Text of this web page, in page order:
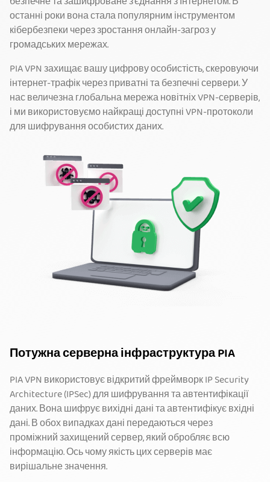
останні роки вона стала популярним інструментом
кібербезпеки через зростання онлайн-загроз у
громадських мережах.
PIA VPN захищає вашу цифрову особистість, скеровуючи
інтернет-трафік через приватні та безпечні сервери. У
нас величезна глобальна мережа новітніх VPN-серверів,
і ми використовуємо найкращі доступні VPN-протоколи
для шифрування особистих даних.
Потужна серверна інфраструктура PIA
PIA VPN використовує відкритий фреймворк IP Security
Architecture (IPSec) для шифрування та автентифікації
даних. Вона шифрує вихідні дані та автентифікує вхідні
дані. В обох випадках дані передаються через
проміжний захищений сервер, який обробляє всю
інформацію. Ось чому якість цих серверів має
вирішальне значення.